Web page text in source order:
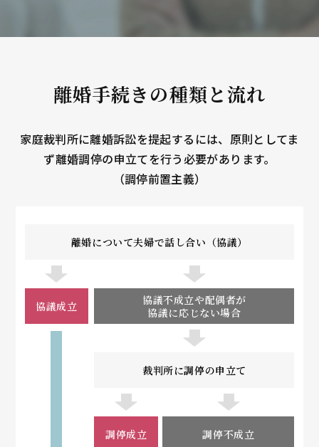
離婚手続きの種類と流れ
家庭裁判所に離婚訴訟を提起するには、原則としてま
ず離婚調停の申立てを行う必要があります。
（調停前置主義）
離婚について夫婦で話し合い（協議）
協議成立
協議不成立や配偶者が
協議に応じない場合
裁判所に調停の申立て
調停成立 調停不成立